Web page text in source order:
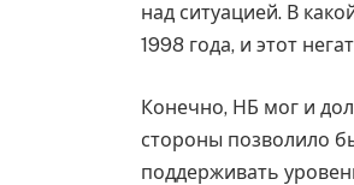
над ситуацией. В
1998 года, и этот
Конечно, НБ мог и
стороны позволило
поддерживать